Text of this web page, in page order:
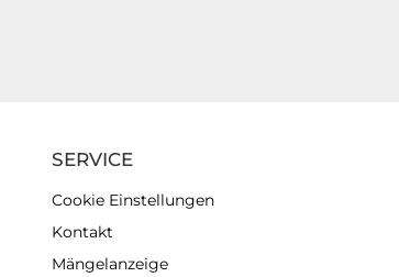
SERVICE
Cookie Einstellungen
Kontakt
Mängelanzeige